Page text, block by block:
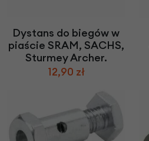
Dystans do biegów w
piaście SRAM, SACHS,
Sturmey Archer.
12,90 zł